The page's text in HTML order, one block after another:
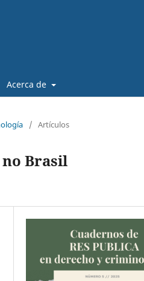
Acerca de
/ Artículos
Brasil